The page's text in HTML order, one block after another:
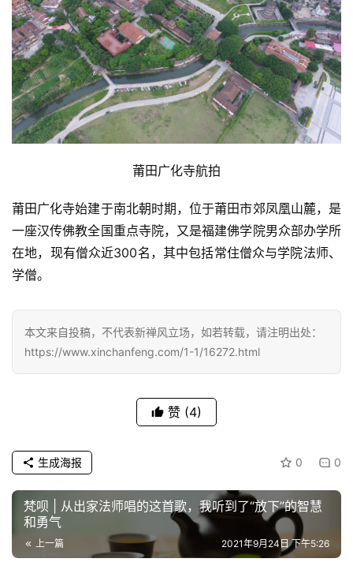
资
讯
八
点
高
僧
访
谈
心
乐
菩
公
益
慈
善
莆田广化寺航拍
莆田广化寺始建于南北朝时期，位于莆田市郊凤凰山麓，是
一座汉传佛教全国重点寺院，又是福建佛学院男众部办学所
在地，现有僧众近300名，其中包括常住僧众与学院法师、
学僧。
本文来自投稿，不代表新禅风立场，如若转载，请注明出处：
https://www.xinchanfeng.com/1-1/16272.html
赞 (4)
0 0
生成海报
梵呗 | 从出家法师唱的这首歌，我听到了“放下”的智慧
和勇气
上一篇 2021年9月24日 下午5:26